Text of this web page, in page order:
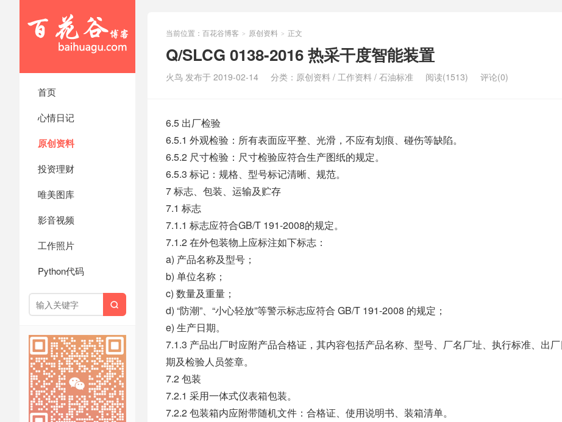
首页
心情日记
原创资料
投资理财
唯美图库
影音视频
工作照片
Python代码

当前位置： 百花谷博客 > 原创资料 > 正文
Q/SLCG 0138-2016 热采干度智能装置
火鸟 发布于 2019-02-14 分类： 原创资料 / 工作资料 / 石油标准 阅读(1513) 评论(0)
6.5 出厂检验
6.5.1 外观检验：所有表面应平整、光滑，不应有划痕、碰伤等缺陷。
6.5.2 尺寸检验：尺寸检验应符合生产图纸的规定。
6.5.3 标记：规格、型号标记清晰、规范。
7 标志、包装、运输及贮存
7.1 标志
7.1.1 标志应符合GB/T 191-2008的规定。
7.1.2 在外包装物上应标注如下标志：
a) 产品名称及型号；
b) 单位名称；
c) 数量及重量；
d) “防潮”、“小心轻放”等警示标志应符合 GB/T 191-2008 的规定；
e) 生产日期。
7.1.3 产品出厂时应附产品合格证，其内容包括产品名称、型号、厂名厂址、执行标准、出厂
期及检验人员签章。
7.2 包装
7.2.1 采用一体式仪表箱包装。
7.2.2 包装箱内应附带随机文件：合格证、使用说明书、装箱清单。